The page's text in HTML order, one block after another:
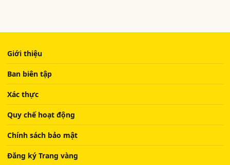
Giới thiệu
Ban biên tập
Xác thực
Quy chế hoạt động
Chính sách bảo mật
Đăng ký Trang vàng